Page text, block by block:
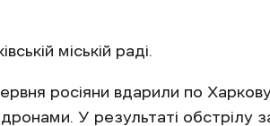
міській раді.
росіяни вдарили по
У результаті обстрілу